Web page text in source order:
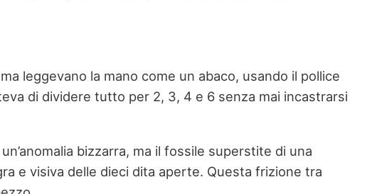
leggevano la mano come un abaco, usando il pollice
di dividere tutto per 2, 3, 4 e 6 senza mai incastrarsi
bizzarra, ma il fossile superstite di una
e visiva delle dieci dita aperte. Questa frizione tra